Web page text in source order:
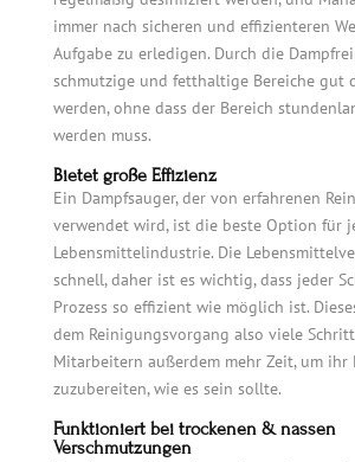
immer nach sicheren und effizienteren
Aufgabe zu erledigen. Durch die
schmutzige und fetthaltige Bereiche gut
werden, ohne dass der Bereich
werden muss.
Bietet große Effizienz
Ein Dampfsauger, der von erfahrenen
verwendet wird, ist die beste Option für
Lebensmittelindustrie. Die
schnell, daher ist es wichtig, dass jeder
Prozess so effizient wie möglich ist.
dem Reinigungsvorgang also viele
Mitarbeitern außerdem mehr Zeit, um ihr
zuzubereiten, wie es sein sollte.
Funktioniert bei trockenen & nassen
Verschmutzungen